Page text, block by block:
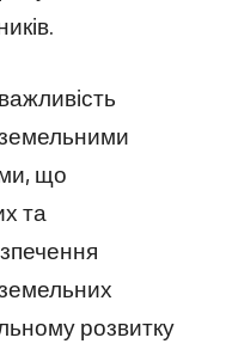
що
та
розвитку